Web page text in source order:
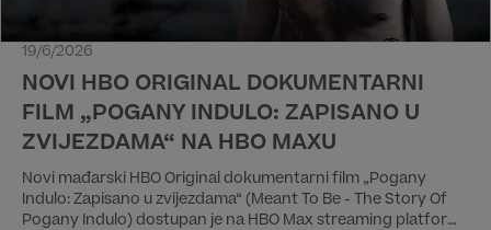
19/6/2026
NOVI HBO ORIGINAL DOKUMENTARNI
FILM „POGANY INDULO: ZAPISANO U
ZVIJEZDAMA“ NA HBO MAXU
Novi mađarski HBO Original dokumentarni film „Pogany
Indulo: Zapisano u zvijezdama“ (Meant To Be - The Story Of
Pogany Indulo) dostupan je na HBO Max streaming platformi.